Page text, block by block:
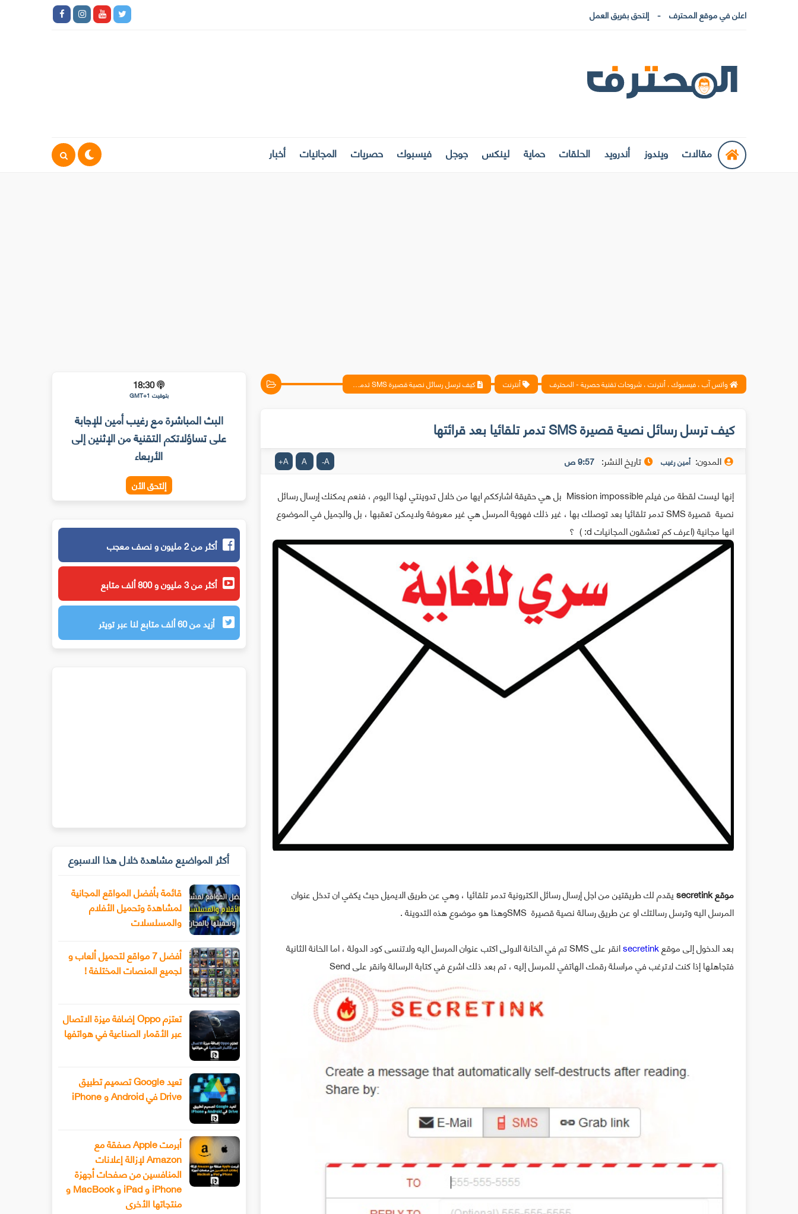
اعلن في موقع المحترف إلتحق بفريق العمل
مقالات ويندوز أندرويد الحلقات حماية لينكس جوجل فيسبوك حصريات المجانيات أخبار
واتس آب ، فيسبوك ، أنترنت ، شروحات تقنية حصرية - المحترف أنترنت كيف ترسل رسائل نصية قصيرة SMS تدمر تلقائيا بعد قرائتها
كيف ترسل رسائل نصية قصيرة SMS تدمر تلقائيا بعد قرائتها
المدون: أمين رغيب تاريخ النشر: 9:57 ص A
-
A
A
+
إنها ليست لقطة من فيلم Mission impossible بل هي حقيقة اشارككم ايها من خلال تدوينتي لهذا اليوم ، فنعم يمكنك إرسال رسائل
نصية قصيرة SMS تدمر تلقائيا بعد توصلك بها ، غير ذلك فهوية المرسل هي غير معروفة ولايمكن تعقبها ، بل والجميل في الموضوع
انها مجانية (اعرف كم تعشقون المجانيات d: ) ؟
موقع secretink
يقدم لك طريقتين من اجل إرسال رسائل الكترونية تدمر تلقائيا ، وهي عن طريق الايميل حيث يكفي ان تدخل عنوان
المرسل اليه وترسل رسالتك او عن طريق رسالة نصية قصيرة SMSوهذا هو موضوع هذه التدوينة .
بعد الدخول إلى موقعsecretink
انقر على SMS تم في الخانة الاولى اكتب عنوان المرسل اليه ولاتنسى كود الدولة ، اما الخانة الثانية
فتجاهلها إذا كنت لاترغب في مراسلة رقمك الهاتفي للمرسل إليه ، تم بعد ذلك اشرع في كتابة الرسالة وانقر على Send
18:30
بتوقيت GMT+1
البث المباشرة مع رغيب أمين للإجابة
على تساؤلاتكم التقنية من الإثنين إلى
الأربعاء
إلتحق الأن
أكثر من 2 مليون و نصف معجب
أكثر من 3 مليون و 800 ألف متابع
أزيد من 60 ألف متابع لنا عبر تويتر
أكثر المواضيع مشاهدة خلال هذا الاسبوع
قائمة بأفضل المواقع المجانية
لمشاهدة وتحميل الأفلام
والمسلسلات
أفضل 7 مواقع لتحميل ألعاب و
لجميع المنصات المختلفة !
تعتزم Oppo إضافة ميزة الاتصال
عبر الأقمار الصناعية في هواتفها
تعيد Google تصميم تطبيق
Drive في Android و iPhone
أبرمت Apple صفقة مع
Amazon لإزالة إعلانات
المنافسين من صفحات أجهزة
iPhone و iPad و MacBook و
منتجاتها الأخرى